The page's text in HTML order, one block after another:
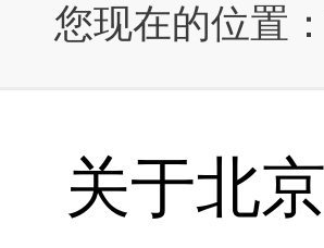
您现在的位置：
关于北